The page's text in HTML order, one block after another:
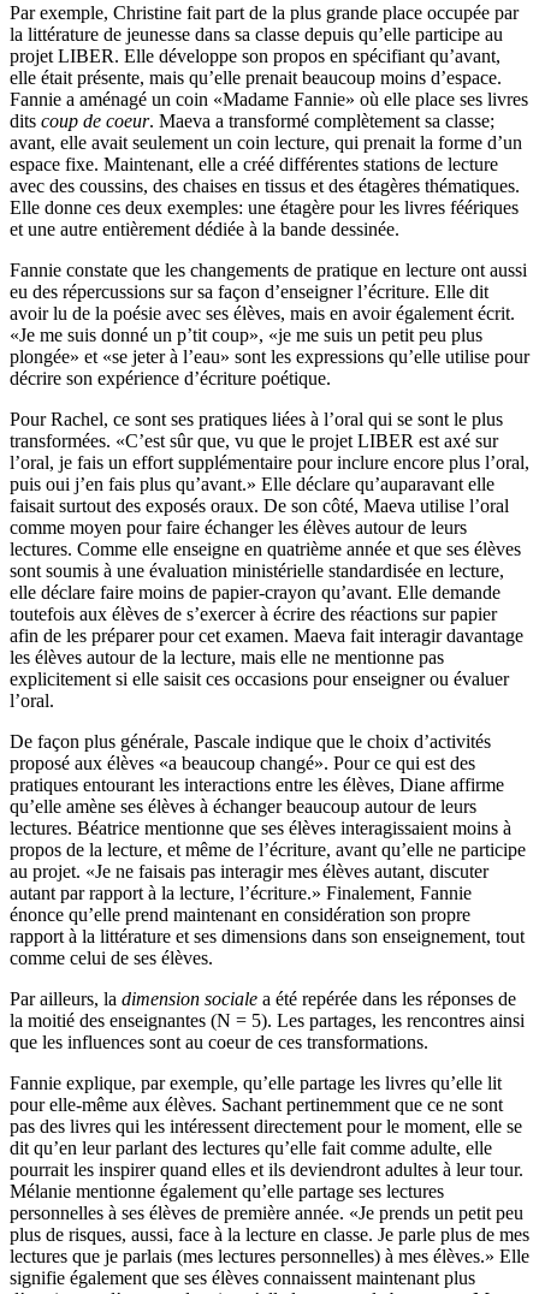
Par exemple, Christine fait part de la plus grande place occupée par
la littérature de jeunesse dans sa classe depuis qu’elle participe au
projet LIBER. Elle développe son propos en spécifiant qu’avant,
elle était présente, mais qu’elle prenait beaucoup moins d’espace.
Fannie a aménagé un coin «Madame Fannie» où elle place ses livres
dits coup de coeur. Maeva a transformé complètement sa classe;
avant, elle avait seulement un coin lecture, qui prenait la forme d’un
espace fixe. Maintenant, elle a créé différentes stations de lecture
avec des coussins, des chaises en tissus et des étagères thématiques.
Elle donne ces deux exemples: une étagère pour les livres féériques
et une autre entièrement dédiée à la bande dessinée.
Fannie constate que les changements de pratique en lecture ont aussi
eu des répercussions sur sa façon d’enseigner l’écriture. Elle dit
avoir lu de la poésie avec ses élèves, mais en avoir également écrit.
«Je me suis donné un p’tit coup», «je me suis un petit peu plus
plongée» et «se jeter à l’eau» sont les expressions qu’elle utilise pour
décrire son expérience d’écriture poétique.
Pour Rachel, ce sont ses pratiques liées à l’oral qui se sont le plus
transformées. «C’est sûr que, vu que le projet LIBER est axé sur
l’oral, je fais un effort supplémentaire pour inclure encore plus l’oral,
puis oui j’en fais plus qu’avant.» Elle déclare qu’auparavant elle
faisait surtout des exposés oraux. De son côté, Maeva utilise l’oral
comme moyen pour faire échanger les élèves autour de leurs
lectures. Comme elle enseigne en quatrième année et que ses élèves
sont soumis à une évaluation ministérielle standardisée en lecture,
elle déclare faire moins de papier-crayon qu’avant. Elle demande
toutefois aux élèves de s’exercer à écrire des réactions sur papier
afin de les préparer pour cet examen. Maeva fait interagir davantage
les élèves autour de la lecture, mais elle ne mentionne pas
explicitement si elle saisit ces occasions pour enseigner ou évaluer
l’oral.
De façon plus générale, Pascale indique que le choix d’activités
proposé aux élèves «a beaucoup changé». Pour ce qui est des
pratiques entourant les interactions entre les élèves, Diane affirme
qu’elle amène ses élèves à échanger beaucoup autour de leurs
lectures. Béatrice mentionne que ses élèves interagissaient moins à
propos de la lecture, et même de l’écriture, avant qu’elle ne participe
au projet. «Je ne faisais pas interagir mes élèves autant, discuter
autant par rapport à la lecture, l’écriture.» Finalement, Fannie
énonce qu’elle prend maintenant en considération son propre
rapport à la littérature et ses dimensions dans son enseignement, tout
comme celui de ses élèves.
Par ailleurs, la dimension sociale a été repérée dans les réponses de
la moitié des enseignantes (N = 5). Les partages, les rencontres ainsi
que les influences sont au coeur de ces transformations.
Fannie explique, par exemple, qu’elle partage les livres qu’elle lit
pour elle-même aux élèves. Sachant pertinemment que ce ne sont
pas des livres qui les intéressent directement pour le moment, elle se
dit qu’en leur parlant des lectures qu’elle fait comme adulte, elle
pourrait les inspirer quand elles et ils deviendront adultes à leur tour.
Mélanie mentionne également qu’elle partage ses lectures
personnelles à ses élèves de première année. «Je prends un petit peu
plus de risques, aussi, face à la lecture en classe. Je parle plus de mes
lectures que je parlais (mes lectures personnelles) à mes élèves.» Elle
signifie également que ses élèves connaissent maintenant plus